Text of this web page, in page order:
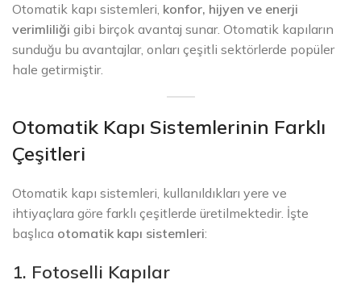
Otomatik kapı sistemleri, konfor, hijyen ve enerji
verimliliği gibi birçok avantaj sunar. Otomatik kapıların
sunduğu bu avantajlar, onları çeşitli sektörlerde popüler
hale getirmiştir.
Otomatik Kapı Sistemlerinin Farklı
Çeşitleri
Otomatik kapı sistemleri, kullanıldıkları yere ve
ihtiyaçlara göre farklı çeşitlerde üretilmektedir. İşte
başlıca otomatik kapı sistemleri:
1. Fotoselli Kapılar